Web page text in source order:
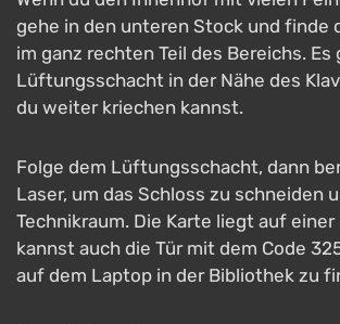
gehe in den unteren Stock und finde
im ganz rechten Teil des Bereichs. Es
Lüftungsschacht in der Nähe des
du weiter kriechen kannst.
Folge dem Lüftungsschacht, dann
Laser, um das Schloss zu schneiden
Technikraum. Die Karte liegt auf einer
kannst auch die Tür mit dem Code
auf dem Laptop in der Bibliothek zu